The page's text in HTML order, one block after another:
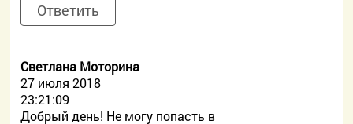
Ответить
Светлана Моторина
27 июля 2018
23:21:09
Добрый день! Не могу попасть в